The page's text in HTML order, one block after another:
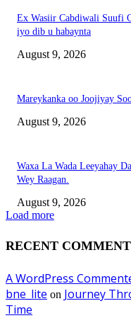
Ex Wasiir Cabdiwali Suufi
iyo dib u habaynta
August 9, 2026
Mareykanka oo Joojiyay
August 9, 2026
Waxa La Wada Leeyahay
Wey Raagan.
August 9, 2026
Load more
RECENT
A WordPress
bne_lite on Journey
Time